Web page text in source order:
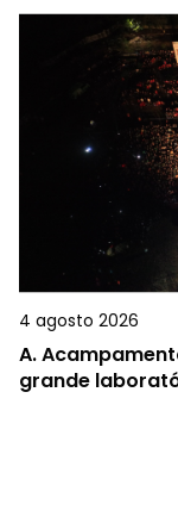
4 agosto 2026
A.
grande